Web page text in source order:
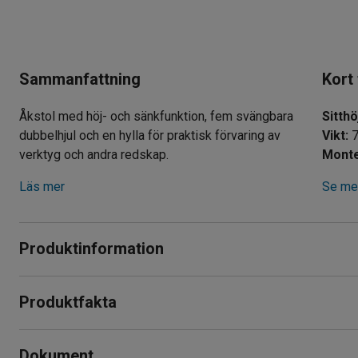
Sammanfattning
Åkstol med höj- och sänkfunktion, fem svängbara
dubbelhjul och en hylla för praktisk förvaring av
verktyg och andra redskap.
Läs mer
Kort
Vikt:
Se
Produktinformation
användas på många olika arbetsplatser som till exempel
Produktfakta